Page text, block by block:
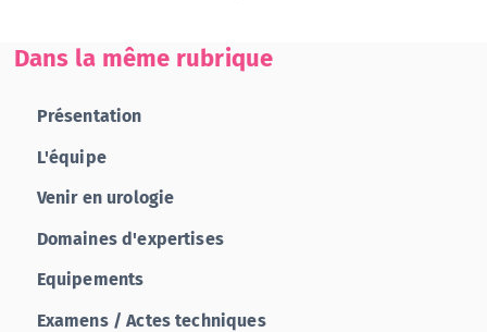
Dans la même rubrique
Présentation
L'équipe
Venir en urologie
Domaines d'expertises
Equipements
Examens / Actes techniques